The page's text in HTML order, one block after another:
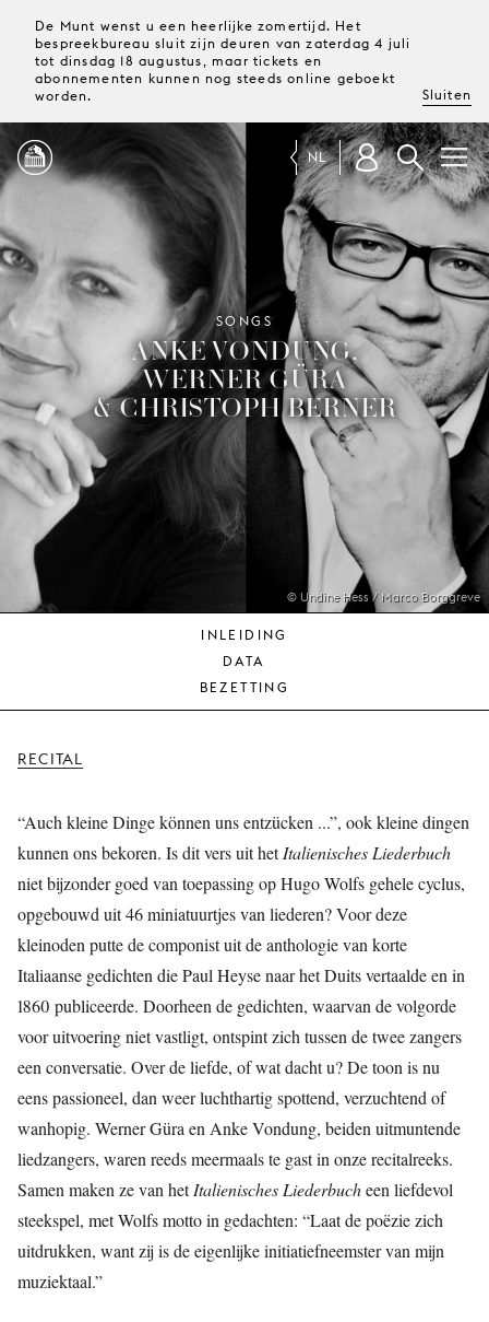
De Munt wenst u een heerlijke zomertijd. Het
bespreekbureau sluit zijn deuren van zaterdag 4 juli
tot dinsdag 18 augustus, maar tickets en
abonnementen kunnen nog steeds online geboekt
worden.
Sluiten
PROGRAMMA
MAGAZINE
TICKETS &
ABONNEMENTEN
UW
BEZOEK
JONG
PUBLIEK
MUNT
NL
© Undine Hess / Marco Borggreve
SONGS
ANKE VONDUNG,
WERNER GÜRA
& CHRISTOPH BERNER
INLEIDING
DATA
BEZETTING
RECITAL
“Auch kleine Dinge können uns entzücken ...”, ook kleine dingen
kunnen ons bekoren. Is dit vers uit hetItalienisches Liederbuch
niet bijzonder goed van toepassing op Hugo Wolfs gehele cyclus,
opgebouwd uit 46 miniatuurtjes van liederen? Voor deze
kleinoden putte de componist uit de anthologie van korte
Italiaanse gedichten die Paul Heyse naar het Duits vertaalde en in
1860 publiceerde. Doorheen de gedichten, waarvan de volgorde
voor uitvoering niet vastligt, ontspint zich tussen de twee zangers
een conversatie. Over de liefde, of wat dacht u? De toon is nu
eens passioneel, dan weer luchthartig spottend, verzuchtend of
wanhopig. Werner Güra en Anke Vondung, beiden uitmuntende
liedzangers, waren reeds meermaals te gast in onze recitalreeks.
Samen maken ze van hetItalienisches Liederbucheen liefdevol
steekspel, met Wolfs motto in gedachten: “Laat de poëzie zich
uitdrukken, want zij is de eigenlijke initiatiefneemster van mijn
muziektaal.”